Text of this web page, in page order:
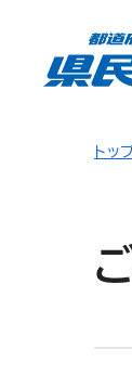
トッ